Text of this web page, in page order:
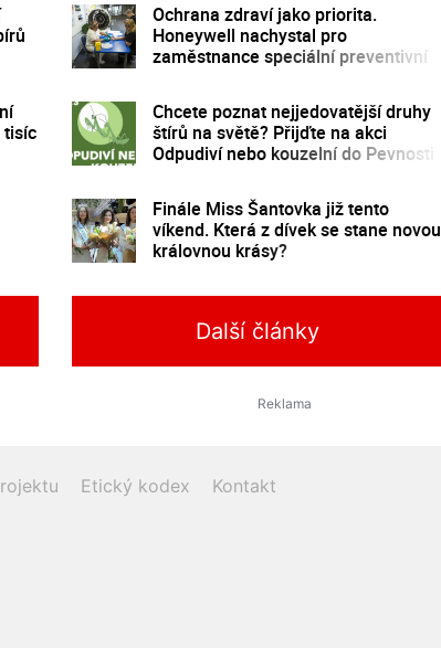
tisíc
Ochrana zdraví jako priorita.
Honeywell nachystal pro
zaměstnance speciální preventivní
Chcete poznat nejjedovatější druhy
štírů na světě? Přijďte na akci
Odpudiví nebo kouzelní do Pevnosti
Finále Miss Šantovka již tento
víkend. Která z dívek se stane novou
královnou krásy?
Další články
Etický kodex Kontakt